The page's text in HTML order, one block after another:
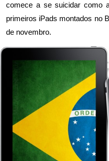
comece a se suicidar como
primeiros iPads montados no
de novembro.